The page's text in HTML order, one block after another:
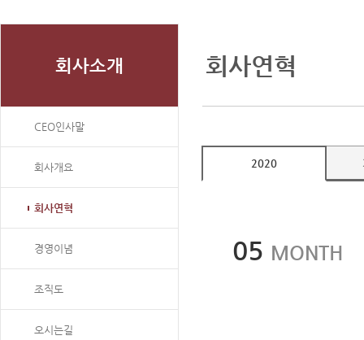
회사소개
CEO인사말
회사개요
회사연혁
경영이념
조직도
오시는길
회사연혁
2020
05 MONTH